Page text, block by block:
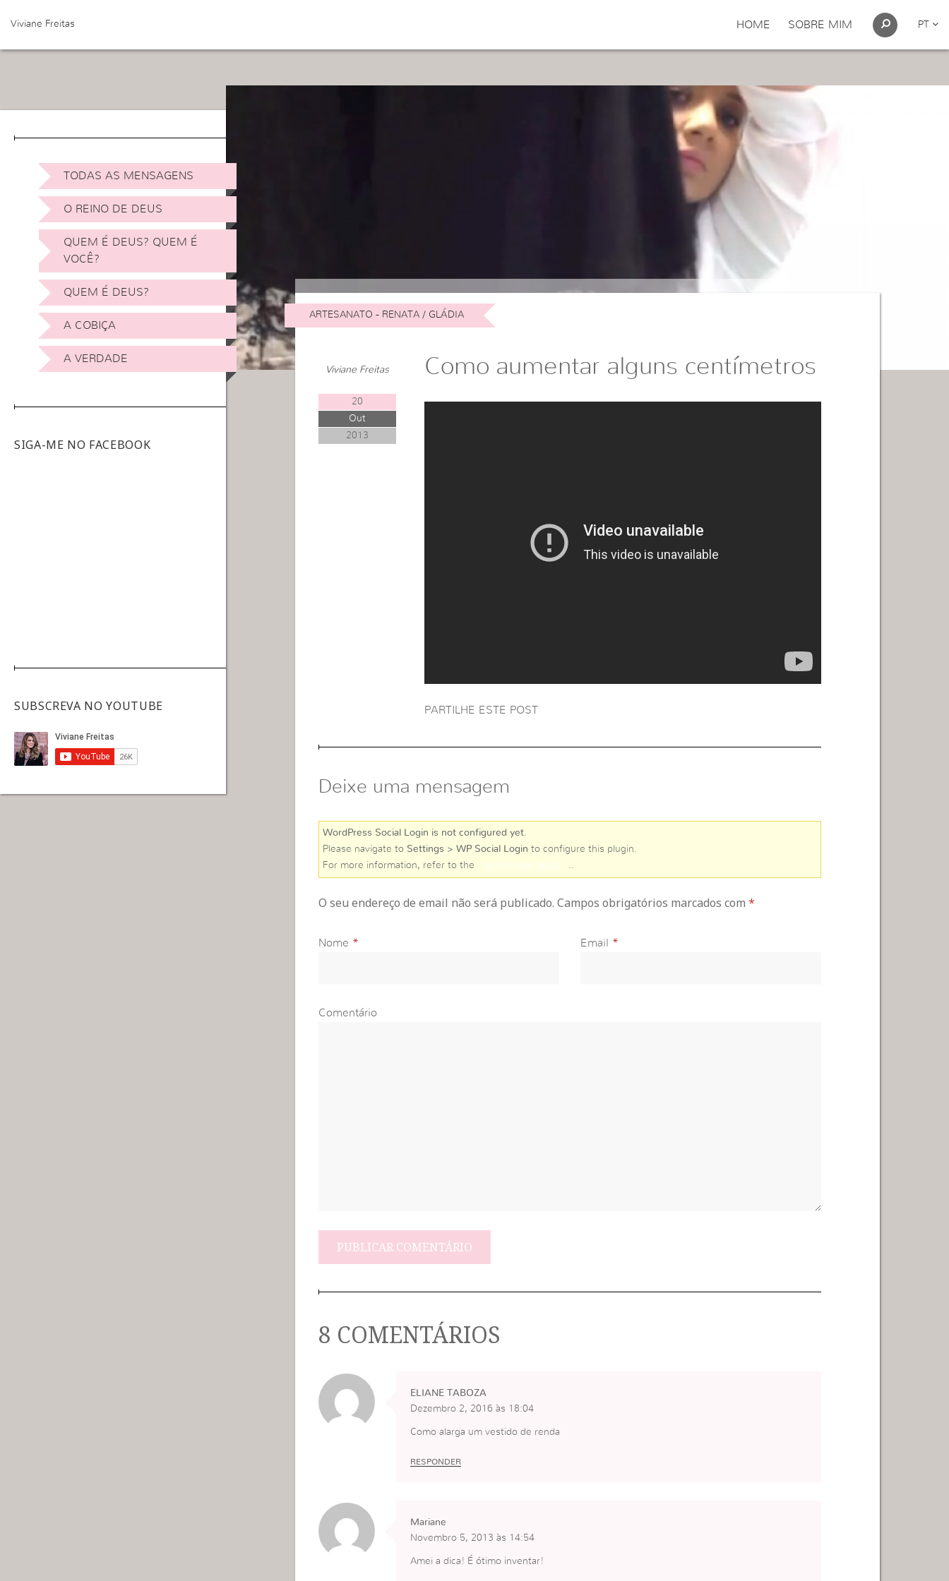
Viviane Freitas HOME SOBRE MIM PT
TODAS AS MENSAGENS
O REINO DE DEUS
QUEM É DEUS? QUEM É
VOCÊ?
QUEM É DEUS?
A COBIÇA
A VERDADE
SIGA-ME NO FACEBOOK
SUBSCREVA NO YOUTUBE
ARTESANATO - RENATA / GLÁDIA
Viviane Freitas
20
Out
2013
Como aumentar alguns centímetros
PARTILHE ESTE POST
Deixe uma mensagem
WordPress Social Login is not configured yet.
Please navigate to Settings > WP Social Login to configure this plugin.
For more information, refer to the
online user guide
O seu endereço de email não será publicado. Campos obrigatórios marcados com *
Nome * Email *
Comentário
8 COMENTÁRIOS
ELIANE TABOZA
Dezembro 2, 2016 às 18:04
Como alarga um vestido de renda
RESPONDER
Mariane
Novembro 5, 2013 às 14:54
Amei a dica! É ótimo inventar!